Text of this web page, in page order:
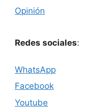
Opinión
Redes sociales:
WhatsApp
Facebook
Youtube